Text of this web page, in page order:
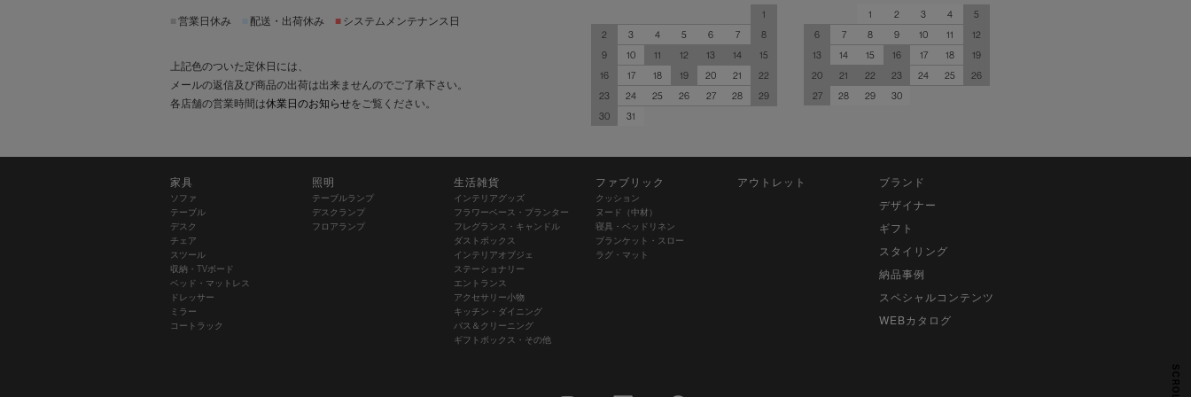
SCROLL
営業日休み 配送・出荷休み ■ システムメンテナンス日
上記色のついた定休日には、
メールの返信及び商品の出荷は出来ませんのでご了承下さい。
各店舗の営業時間は休業日のお知らせをご覧ください。
1
2
3 4 5 6 7
8
9
10 11 12 13 14
15
16
17 18 19 20 21
22
23
24 25 26 27 28
29
30
31
1
2 3 4
5
6
7 8 9 10 11
12
13
14 15 16 17 18
19
20
21 22 23 24 25
26
27
28 29 30
家具
ソファ
テーブル
デスク
チェア
スツール
収納・TVボード
ベッド・マットレス
ドレッサー
ミラー
コートラック
照明
テーブルランプ
デスクランプ
フロアランプ
生活雑貨
インテリアグッズ
フラワーベース・プランター
フレグランス・キャンドル
ダストボックス
インテリアオブジェ
ステーショナリー
エントランス
アクセサリー小物
キッチン・ダイニング
バス＆クリーニング
ギフトボックス・その他
ファブリック
クッション
ヌード（中材）
寝具・ベッドリネン
ブランケット・スロー
ラグ・マット
アウトレット
ブランド
デザイナー
ギフト
スタイリング
納品事例
スペシャルコンテンツ
WEBカタログ